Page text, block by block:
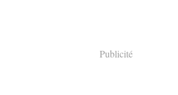
Publicité